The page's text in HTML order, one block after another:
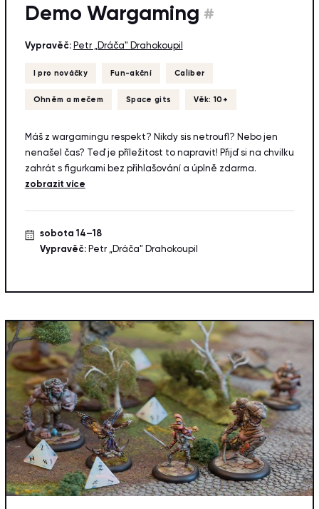
Demo Wargaming #
Vypravěč: Petr „Dráča" Drahokoupil
I pro nováčky Fun-akční Caliber
Ohněm a mečem Space gits Věk: 10+
Máš z wargamingu respekt? Nikdy sis netroufl? Nebo jen
nenašel čas? Teď je příležitost to napravit! Přijď si na chvilku
zahrát s figurkami bez přihlašování a úplně zdarma.
zobrazit více
sobota 14–18
Vypravěč:Petr „Dráča" Drahokoupil